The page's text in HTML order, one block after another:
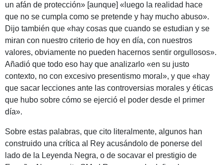
un afán de protección» [aunque] «luego la realidad hace
que no se cumpla como se pretende y hay mucho abuso».
Dijo también que «hay cosas que cuando se estudian y se
miran con nuestro criterio de hoy en día, con nuestros
valores, obviamente no pueden hacernos sentir orgullosos».
Añadió que todo eso hay que analizarlo «en su justo
contexto, no con excesivo presentismo moral», y que «hay
que sacar lecciones ante las controversias morales y éticas
que hubo sobre cómo se ejerció el poder desde el primer
día».
Sobre estas palabras, que cito literalmente, algunos han
construido una crítica al Rey acusándolo de ponerse del
lado de la Leyenda Negra, o de socavar el prestigio de